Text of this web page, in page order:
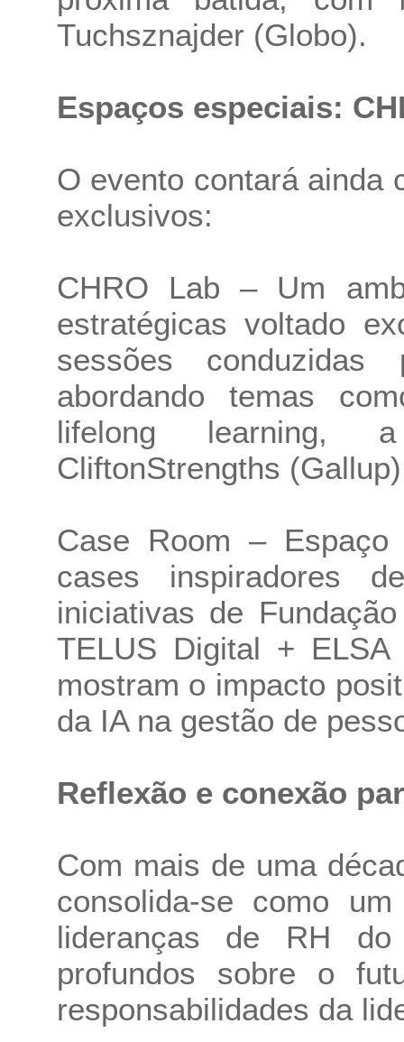
Tuchsznajder (Globo).
Espaços especiais:
O evento contará ainda
exclusivos:
CHRO Lab – Um
estratégicas voltado
sessões
abordando temas
lifelong learning,
CliftonStrengths
Case Room – Espaço
cases inspiradores
iniciativas de
TELUS Digital +
mostram o impacto
da IA na gestão de
Reflexão e conexão
Com mais de uma
consolida-se como
lideranças de RH do
profundos sobre o
responsabilidades da